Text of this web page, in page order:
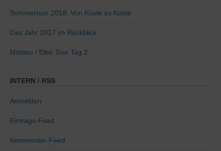
Sommertour 2018: Von Küste zu Küste
Das Jahr 2017 im Rückblick
Moldau / Elbe Tour Tag 2
INTERN / RSS
Anmelden
Eintrags-Feed
Kommentar-Feed